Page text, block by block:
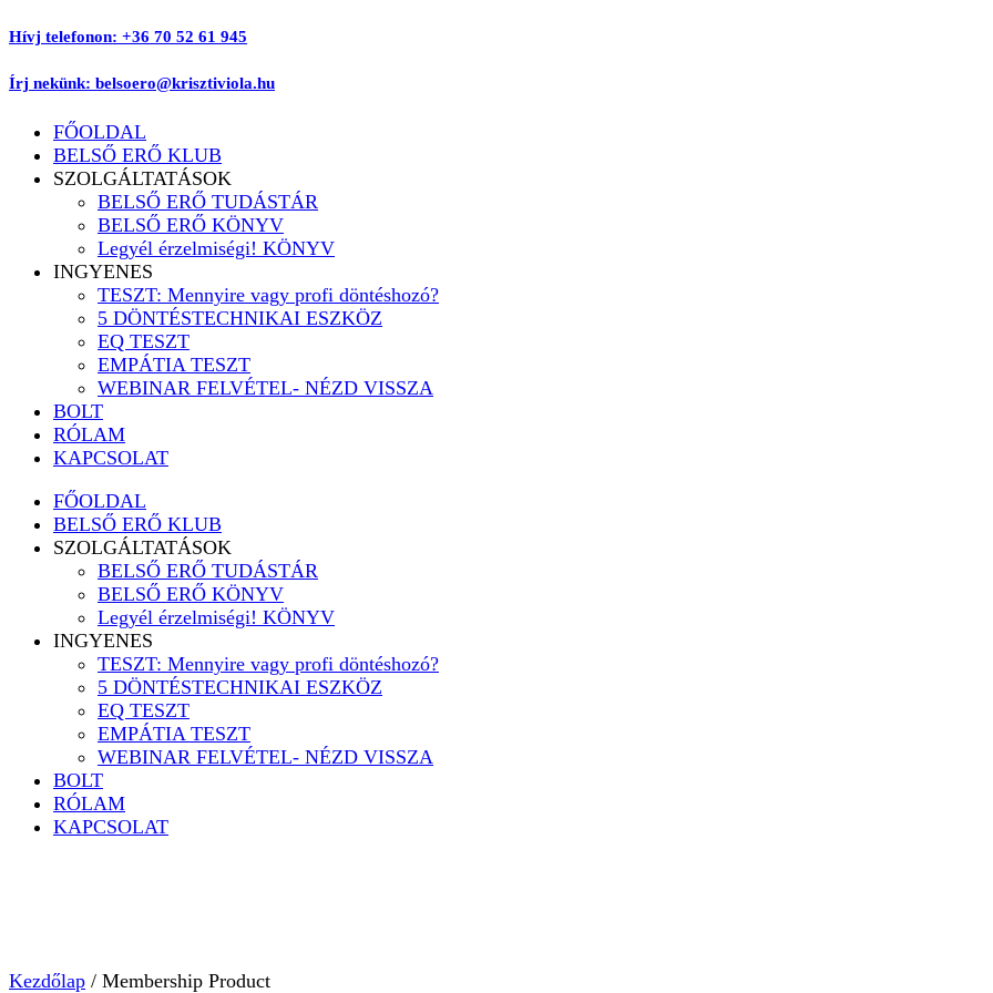
Ugrás
tartalomhoz
Hívj telefonon: +36 70 52 61 945
Írj nekünk: belsoero@krisztiviola.hu
FŐOLDAL
BELSŐ ERŐ KLUB
SZOLGÁLTATÁSOK
BELSŐ ERŐ TUDÁSTÁR
BELSŐ ERŐ KÖNYV
Legyél érzelmiségi! KÖNYV
INGYENES
TESZT: Mennyire vagy profi döntéshozó?
5 DÖNTÉSTECHNIKAI ESZKÖZ
EQ TESZT
EMPÁTIA TESZT
WEBINAR FELVÉTEL- NÉZD VISSZA
BOLT
RÓLAM
KAPCSOLAT
FŐOLDAL
BELSŐ ERŐ KLUB
SZOLGÁLTATÁSOK
BELSŐ ERŐ TUDÁSTÁR
BELSŐ ERŐ KÖNYV
Legyél érzelmiségi! KÖNYV
INGYENES
TESZT: Mennyire vagy profi döntéshozó?
5 DÖNTÉSTECHNIKAI ESZKÖZ
EQ TESZT
EMPÁTIA TESZT
WEBINAR FELVÉTEL- NÉZD VISSZA
BOLT
RÓLAM
KAPCSOLAT
Kezdőlap / Membership Product